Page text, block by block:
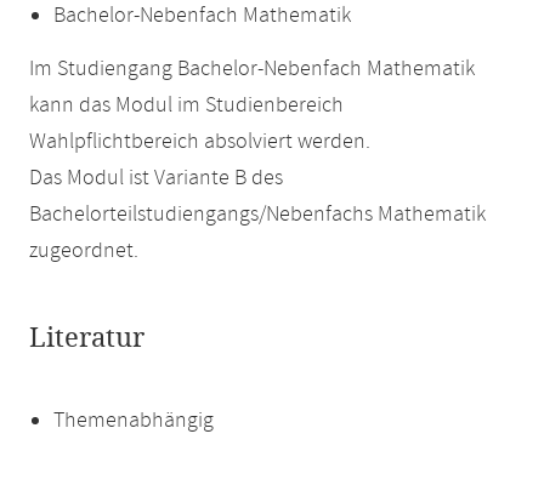
Bachelor-Nebenfach Mathematik
Im Studiengang Bachelor-Nebenfach Mathematik
kann das Modul im Studienbereich
Wahlpflichtbereich absolviert werden.
Das Modul ist Variante B des
Bachelorteilstudiengangs/Nebenfachs Mathematik
zugeordnet.
Literatur
Themenabhängig